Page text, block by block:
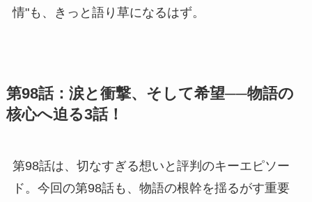
情"も、きっと語り草になるはず。
第98話：涙と衝撃、そして希望──物語の
核心へ迫る3話！
第98話は、切なすぎる想いと評判のキーエピソー
ド。今回の第98話も、物語の根幹を揺るがす重要